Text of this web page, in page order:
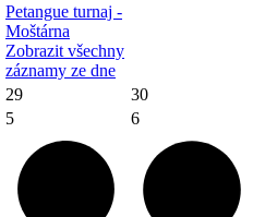
Petangue turnaj -
Moštárna
Zobrazit všechny
záznamy ze dne
29 30
5 6